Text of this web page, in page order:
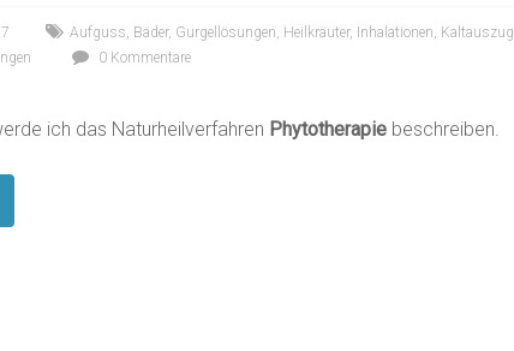
Aufguss, Bäder, Gurgellösungen, Heilkräuter, Inhalationen, Kaltauszug
0 Kommentare
ich das Naturheilverfahren Phytotherapie beschreiben.